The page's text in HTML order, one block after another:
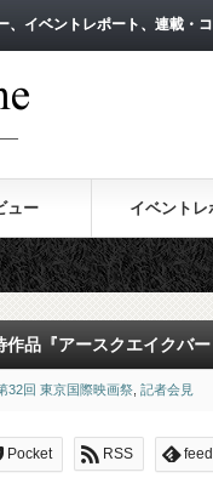
イベントレポート、連載・
イベントレポート、連載・
ュー イベントレ
※現在サイト改修中のた
品『アースクエイクバ
32回 東京国際映画祭 記者会見
Pocket RSS